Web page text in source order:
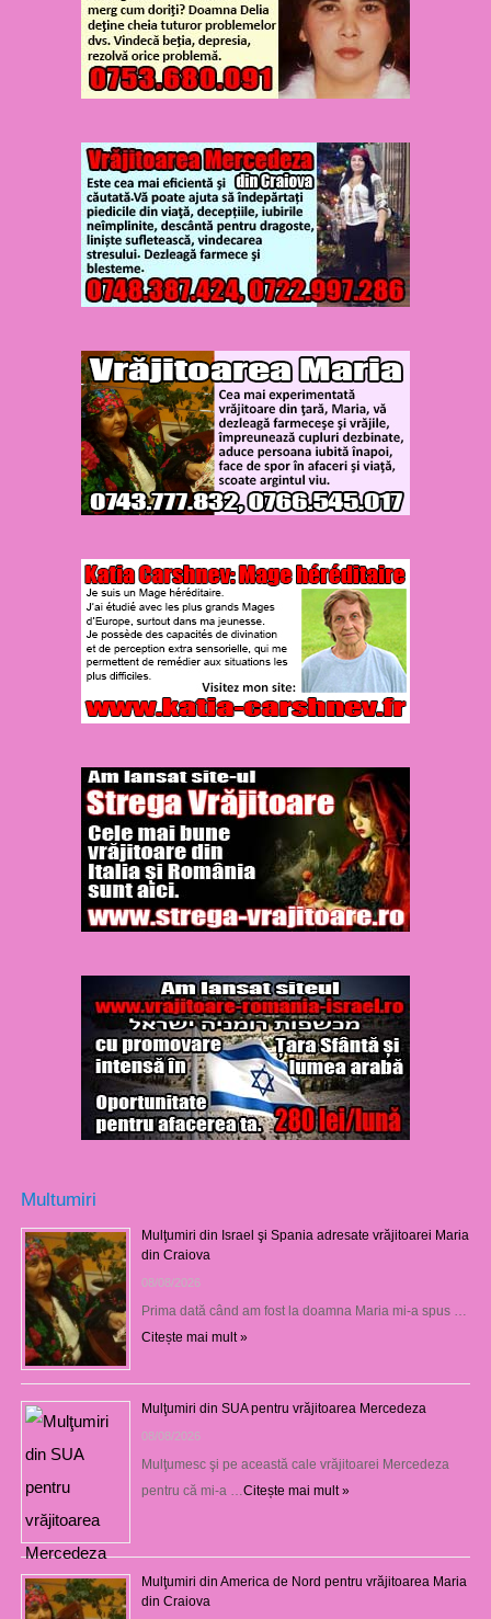
Multumiri
Mulţumiri din Israel şi Spania adresate vrăjitoarei Maria
din Craiova
08/08/2026
Prima dată când am fost la doamna Maria mi-a spus …
Citește mai mult »
Mulţumiri din SUA pentru vrăjitoarea Mercedeza
08/08/2026
Mulţumesc şi pe această cale vrăjitoarei Mercedeza
pentru că mi-a … Citește mai mult »
Mulţumiri din America de Nord pentru vrăjitoarea Maria
din Craiova